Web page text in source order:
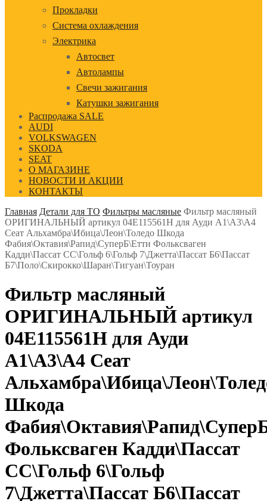
Прокладки
Система охлаждения
Электрика
Автосвет
Автолампы
Свечи зажигания
Катушки зажигания
Распродажа SALE
AUDI
VOLKSWAGEN
SKODA
SEAT
О МАГАЗИНЕ
НОВОСТИ И АКЦИИ
КОНТАКТЫ
Главная Детали для ТО Фильтры масляные Фильтр масляный
ОРИГИНАЛЬНЫЙ артикул 04E115561H для Ауди А1\А3\А4
Сеат Альхамбра\Ибица\Леон\Толедо Шкода
Фабия\Октавия\Рапид\СуперБ\Етти Фольксваген
Кадди\Пассат СС\Гольф 6\Гольф 7\Джетта\Пассат Б6\Пассат
Б7\Поло\Скирокко\Шаран\Тигуан\Тоуран
Фильтр масляный
ОРИГИНАЛЬНЫЙ артикул
04E115561H для Ауди
А1\А3\А4 Сеат
Шкода
Фольксваген Кадди\Пассат
СС\Гольф 6\Гольф
7\Джетта\Пассат Б6\Пассат